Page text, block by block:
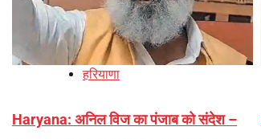
हरियाणा
Haryana: अनिल विज का पंजाब को संदेश –